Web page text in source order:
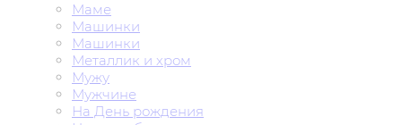
Маме
Машинки
Машинки
Металлик и хром
Мужу
Мужчине
На День рождения